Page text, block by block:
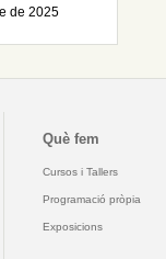
de 2025
Què fem
Cursos i Tallers
Programació pròpia
Exposicions